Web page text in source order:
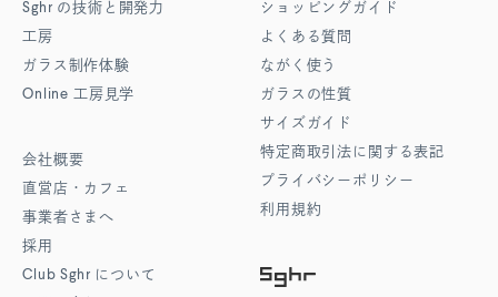
Sghr の技術と開発力
工房
ガラス制作体験
Online 工房見学
会社概要
直営店・カフェ
事業者さまへ
採用
Club Sghr について
ショッピングガイド
よくある質問
ながく使う
ガラスの性質
サイズガイド
特定商取引法に関する表記
プライバシーポリシー
利用規約